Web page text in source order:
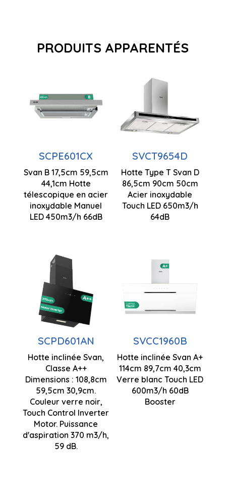
PRODUITS APPARENTÉS
SCPE601CX
Svan B 17,5cm 59,5cm
44,1cm Hotte
télescopique en acier
inoxydable Manuel
LED 450m3/h 66dB
N° Vitesses
d'aspiration
450m3/h
Eclairage
LED
175 x 595 x
441 mm
SVCT9654D
Hotte Type T Svan D
86,5cm 90cm 50cm
Acier inoxydable
Touch LED 650m3/h
64dB
tactile
Nombre de
vitesses 3
d'aspiration
650m3/h
Fonction
minuterie
SCPD601AN
Hotte inclinée Svan,
Classe A++
Dimensions : 108,8cm
59,5cm 30,9cm.
Couleur verre noir,
Touch Control Inverter
Motor. Puissance
d'aspiration 370 m3/h,
59 dB.
Contrôle
tactile
Nombre de
vitesses 3
inverseur
Puissance
d'aspiration
370m3/h
1088 x 595
x 309 mm
SVCC1960B
Hotte inclinée Svan A+
114cm 89,7cm 40,3cm
Verre blanc Touch LED
600m3/h 60dB
Booster
tactile
Nombre de
d'aspiration
600m3/h
Booster
d'aspiration